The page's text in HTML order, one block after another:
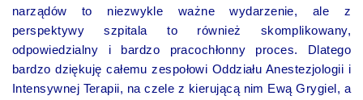
narządów to niezwykle ważne wydarzenie, ale z
perspektywy szpitala to również skomplikowany,
odpowiedzialny i bardzo pracochłonny proces. Dlatego
bardzo dziękuję całemu zespołowi Oddziału Anestezjologii i
Intensywnej Terapii, na czele z kierującą nim Ewą Grygiel, a